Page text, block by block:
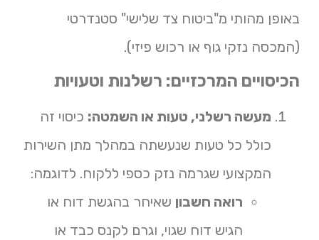
באופן מהותי מ"ביטוח צד שלישי" סטנדרטי
(המכסה נזקי גוף או רכוש פיזי).
הכיסויים המרכזיים: רשלנות וטעויות
מעשה רשלני, טעות או השמטה: כיסוי זה
כולל כל טעות שנעשתה במהלך מתן השירות
המקצועי שגרמה נזק כספי ללקוח. לדוגמה:
רואה חשבון שאיחר בהגשת דוח או
הגיש דוח שגוי, וגרם לקנס כבד או